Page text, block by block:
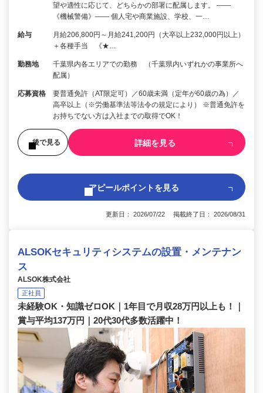
望や適性に応じて、どちらかの部署に配属します。 ――
《機械警備》―― 個人宅や商業施設、学校、一…
給与
月給206,800円～月給241,200円（大卒以上232,000円以上）
＋各種手当 《★…
勤務地
千葉県内各エリアでの勤務 （千葉県内いずれかの事業所へ
配属）
応募資格
要普通免許（AT限定可）／60歳未満（定年が60歳の為）／
高卒以上（※労働基準法等法令の規定により） ※普通免許を
お持ちでない方は入社までの取得でOK！
後で見る 詳細を見る
アピールポイントを見る
更新日： 2026/07/22 掲載終了日： 2026/08/31
ALSOKセキュリティシステムの設置・メンテナン
ス
ALSOK株式会社
正社員
未経験OK・知識ゼロOK｜1年目で月収28万円以上も！｜
賞与平均137万円｜20代30代多数活躍中！